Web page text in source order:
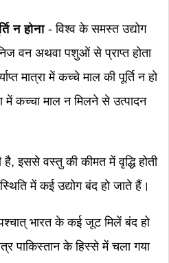
न होना - विश्व के समस्त उद्योग
वन अथवा पशुओं से प्राप्त होता
मात्रा में कच्चे माल की पूर्ति न हो
में कच्चा माल न मिलने से उत्पादन
है, इससे वस्तु की कीमत में वृद्धि होती
में कई उद्योग बंद हो जाते हैं।
भारत के कई जूट मिलें बंद हो
पाकिस्तान के हिस्से में चला गया